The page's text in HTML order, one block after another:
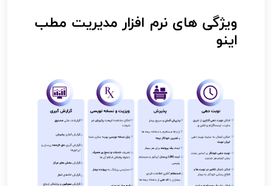
ویژگی های نرم افزار مدیریت مطب
اینو